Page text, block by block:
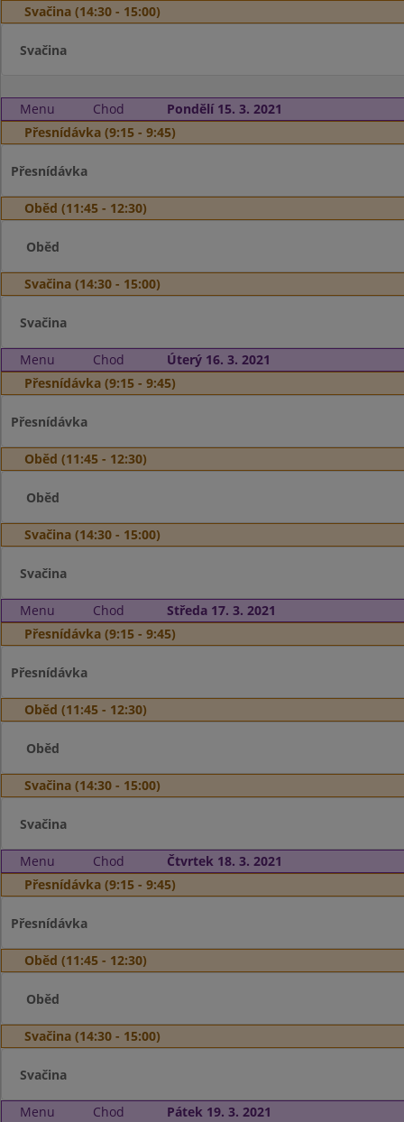
Svačina (14:30 - 15:00)
Svačina
Menu Chod
Pondělí 15. 3. 2021
Přesnídávka (9:15 - 9:45)
Přesnídávka
Oběd (11:45 - 12:30)
Oběd
Svačina (14:30 - 15:00)
Svačina
Menu Chod
Úterý 16. 3. 2021
Přesnídávka (9:15 - 9:45)
Přesnídávka
Oběd (11:45 - 12:30)
Oběd
Svačina (14:30 - 15:00)
Svačina
Menu Chod
Středa 17. 3. 2021
Přesnídávka (9:15 - 9:45)
Přesnídávka
Oběd (11:45 - 12:30)
Oběd
Svačina (14:30 - 15:00)
Svačina
Menu Chod
Čtvrtek 18. 3. 2021
Přesnídávka (9:15 - 9:45)
Přesnídávka
Oběd (11:45 - 12:30)
Oběd
Svačina (14:30 - 15:00)
Svačina
Menu Chod
Pátek 19. 3. 2021